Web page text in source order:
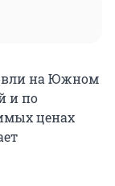
на Южном
и по
ценах